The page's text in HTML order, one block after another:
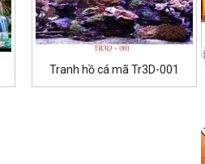
Tranh hồ cá mã Tr3D-001